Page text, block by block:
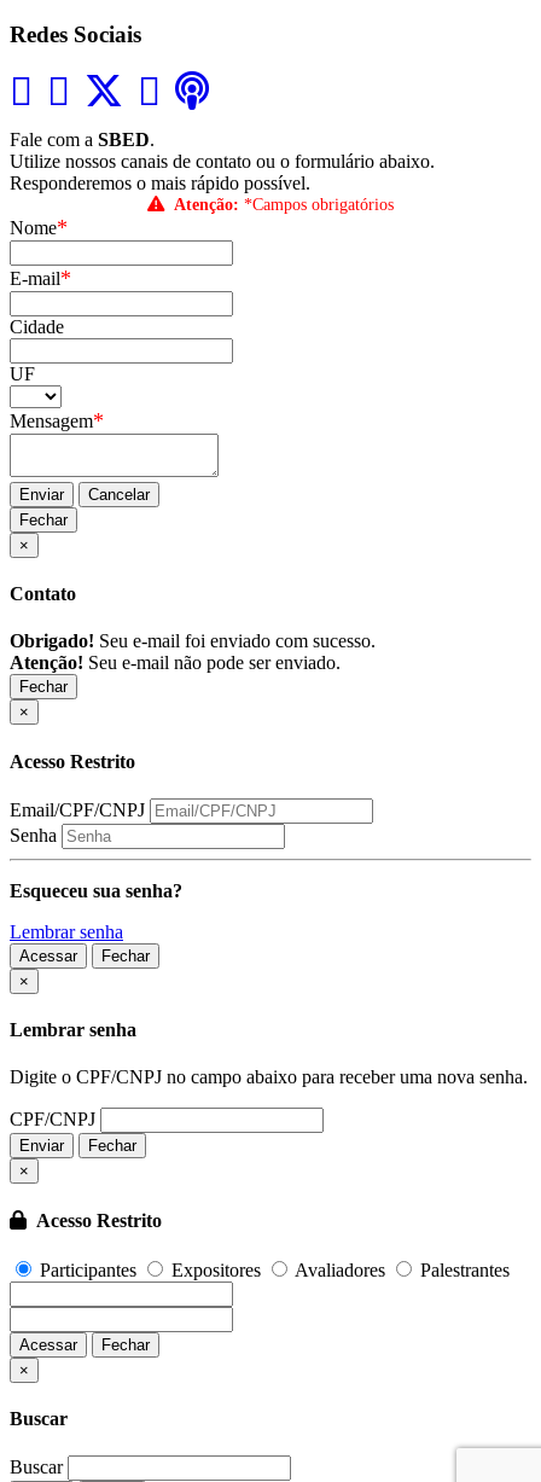
Redes Sociais
Fale com a SBED.
Utilize nossos canais de contato ou o formulário abaixo.
Responderemos o mais rápido possível.
Atenção: *Campos obrigatórios
Nome*
E-mail*
Cidade
UF
Mensagem*
Enviar
Cancelar
Fechar
×
Contato
Obrigado! Seu e-mail foi enviado com sucesso.
Atenção! Seu e-mail não pode ser enviado.
Fechar
×
Acesso Restrito
Email/CPF/CNPJ
Senha
Esqueceu sua senha?
Lembrar senha
Acessar
Fechar
×
Lembrar senha
Digite o CPF/CNPJ no campo abaixo para receber uma nova senha.
CPF/CNPJ
Enviar
Fechar
×
Acesso Restrito
Participantes Expositores Avaliadores Palestrantes
Acessar
Fechar
×
Buscar
Buscar